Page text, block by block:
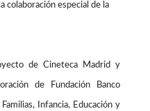
colaboración especial de la
de Cineteca Madrid y
de Fundación Banco
Infancia, Educación y